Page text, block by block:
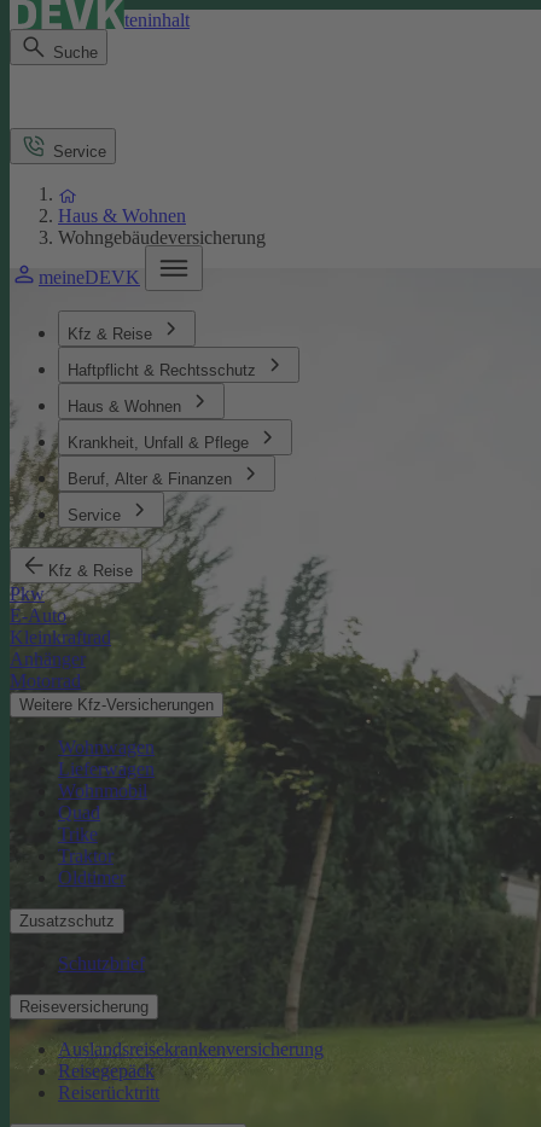
Direkt zum Seiteninhalt
Suche
meineDEVK
Kfz & Reise
Haftpflicht & Rechtsschutz
Haus & Wohnen
Krankheit, Unfall & Pflege
Beruf, Alter & Finanzen
Service
Kfz & Reise
Pkw
E-Auto
Kleinkraftrad
Anhänger
Motorrad
Weitere Kfz-Versicherungen
Wohnwagen
Lieferwagen
Wohnmobil
Quad
Trike
Traktor
Oldtimer
Zusatzschutz
Schutzbrief
Reiseversicherung
Auslandsreisekrankenversicherung
Reisegepäck
Reiserücktritt
Service
Haus & Wohnen
Wohngebäudeversicherung